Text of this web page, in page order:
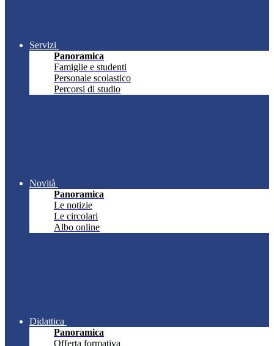
Servizi
Panoramica
Famiglie e studenti
Personale scolastico
Percorsi di studio
Novità
Panoramica
Le notizie
Le circolari
Albo online
Didattica
Panoramica
Offerta formativa